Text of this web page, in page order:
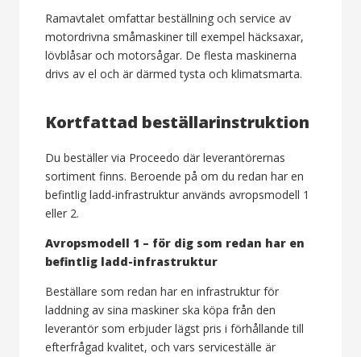
Ramavtalet omfattar beställning och service av
motordrivna småmaskiner till exempel häcksaxar,
lövblåsar och motorsågar. De flesta maskinerna
drivs av el och är därmed tysta och klimatsmarta.
Kortfattad beställarinstruktion
Du beställer via Proceedo där leverantörernas
sortiment finns. Beroende på om du redan har en
befintlig ladd-infrastruktur används avropsmodell 1
eller 2.
Avropsmodell 1 – för dig som redan har en
befintlig ladd-infrastruktur
Beställare som redan har en infrastruktur för
laddning av sina maskiner ska köpa från den
leverantör som erbjuder lägst pris i förhållande till
efterfrågad kvalitet, och vars serviceställe är